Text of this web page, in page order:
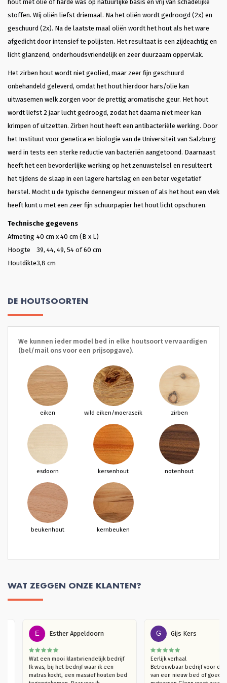
hout met olie of harde was op natuurlijke basis en vrij van schadelijke
stoffen. Wij oliën liefst driemaal. Na het oliën wordt gedroogd (2x) en
geschuurd (2x). Na de laatste maal oliën wordt het hout als het ware
afgedicht door intensief te polijsten. Het resultaat is een zijdeachtig en
licht glanzend, onderhoudsvriendelijk en zeer duurzaam oppervlak.
Het zirben hout wordt niet geolied, maar zeer fijn geschuurd
onbehandeld geleverd, omdat het hout hierdoor hars/olie kan
uitwasemen welk zorgen voor de prettig aromatische geur. Het hout
wordt liefst 2 jaar lucht gedroogd, zodat het daarna niet meer kan
krimpen of uitzetten. Zirben hout heeft een antibacteriële werking. Door
het Instituut voor genetica en biologie van de Universiteit van Salzburg
werd in tests een sterke reductie van bacteriën aangetoond. Daarnaast
heeft het een bevorderlijke werking op het zenuwstelsel en resulteert
het tijdens de slaap in een lagere hartslag en een beter vegetatief
herstel. Mocht u de typische dennengeur missen of als het hout een vlek
heeft kunt u met een zeer fijn schuurpapier het hout licht opschuren.
Technische gegevens
Afmeting 40 cm x 40 cm (B x L)
Hoogte
39, 44, 49, 54 of 60 cm
Houtdikte3,8 cm
DE HOUTSOORTEN
We kunnen ieder model bed in elke houtsoort vervaardigen
(bel/mail ons voor een prijsopgave).
eiken wild eiken/moeraseik zirben
esdoorn kersenhout notenhout
beukenhout kernbeuken
WAT ZEGGEN ONZE KLANTEN?
E Esther Appeldoorn
Wat een mooi klantvriendelijk bedrijf
Ik was, bij het bedrijf waar ik een
matras kocht, een massief houten bed
G Gijs Kers
Eerlijk verhaal
Betrouwbaar bedrijf voor
van een nieuw bed of